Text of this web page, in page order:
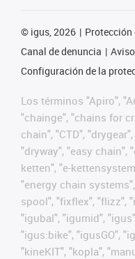
© igus, 2026 Protección
Canal de denuncia
Configuración de la
Los términos "Apiro",
"chainge", "chains for
chain", "CTD",
"dryway", "easy chain",
ketten", "e-
"energy chain
spool", "fixflex", "flizz",
"igubal", "igumid",
"igus:bike", "igusGO",
"kineKIT", "kopla",